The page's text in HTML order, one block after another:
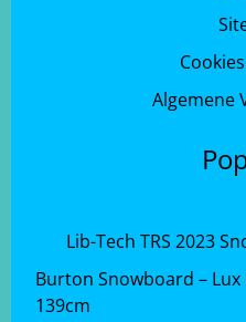
Algemene
Lib-Tech TRS 2023
Burton Snowboard –
139cm